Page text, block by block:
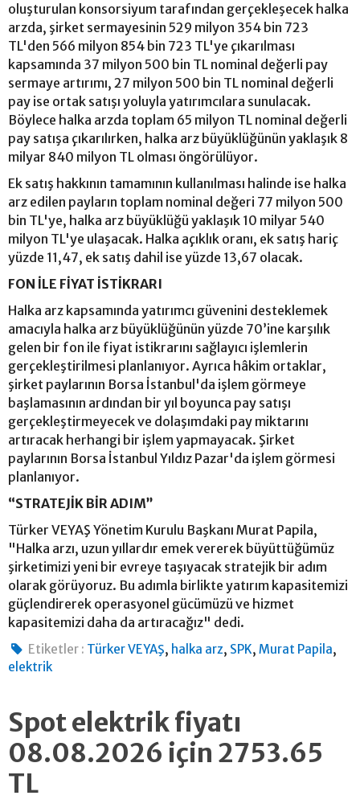
oluşturulan konsorsiyum tarafından gerçekleşecek halka
arzda, şirket sermayesinin 529 milyon 354 bin 723
TL'den 566 milyon 854 bin 723 TL'ye çıkarılması
kapsamında 37 milyon 500 bin TL nominal değerli pay
sermaye artırımı, 27 milyon 500 bin TL nominal değerli
pay ise ortak satışı yoluyla yatırımcılara sunulacak.
Böylece halka arzda toplam 65 milyon TL nominal değerli
pay satışa çıkarılırken, halka arz büyüklüğünün yaklaşık 8
milyar 840 milyon TL olması öngörülüyor.
Ek satış hakkının tamamının kullanılması halinde ise halka
arz edilen payların toplam nominal değeri 77 milyon 500
bin TL'ye, halka arz büyüklüğü yaklaşık 10 milyar 540
milyon TL'ye ulaşacak. Halka açıklık oranı, ek satış hariç
yüzde 11,47, ek satış dahil ise yüzde 13,67 olacak.
FON İLE FİYAT İSTİKRARI
Halka arz kapsamında yatırımcı güvenini desteklemek
amacıyla halka arz büyüklüğünün yüzde 70’ine karşılık
gelen bir fon ile fiyat istikrarını sağlayıcı işlemlerin
gerçekleştirilmesi planlanıyor. Ayrıca hâkim ortaklar,
şirket paylarının Borsa İstanbul'da işlem görmeye
başlamasının ardından bir yıl boyunca pay satışı
gerçekleştirmeyecek ve dolaşımdaki pay miktarını
artıracak herhangi bir işlem yapmayacak. Şirket
paylarının Borsa İstanbul Yıldız Pazar'da işlem görmesi
planlanıyor.
“STRATEJİK BİR ADIM”
Türker VEYAŞ Yönetim Kurulu Başkanı Murat Papila,
"Halka arzı, uzun yıllardır emek vererek büyüttüğümüz
şirketimizi yeni bir evreye taşıyacak stratejik bir adım
olarak görüyoruz. Bu adımla birlikte yatırım kapasitemizi
güçlendirerek operasyonel gücümüzü ve hizmet
kapasitemizi daha da artıracağız" dedi.
Etiketler : Türker VEYAŞ, halka arz, SPK,Murat Papila,
elektrik
Spot elektrik fiyatı
08.08.2026 için 2753.65
TL